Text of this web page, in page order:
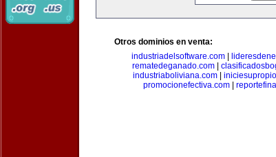
Otros dominios en venta:
industriadelsoftware.com
rematedeganado.com|
industriaboliviana.com|
promocionefectiva.com